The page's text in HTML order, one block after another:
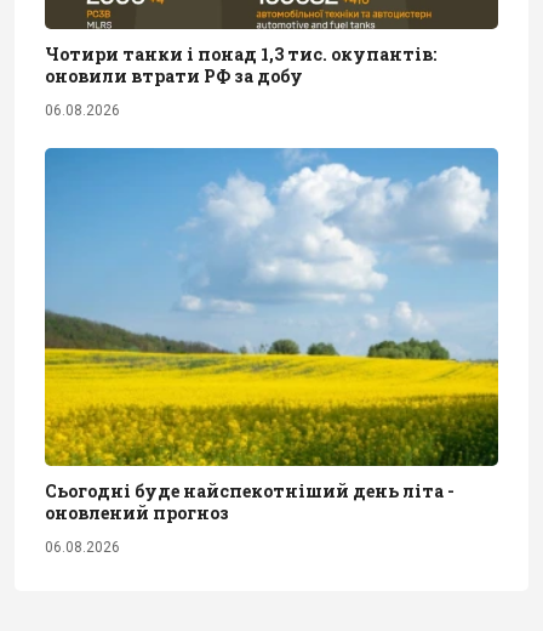
Чотири танки і понад 1,3 тис. окупантів:
оновили втрати РФ за добу
06.08.2026
Сьогодні буде найспекотніший день літа -
оновлений прогноз
06.08.2026